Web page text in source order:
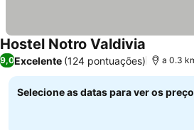
Hostel Notro Valdivia
9,0Excelente (124 pontuações) a 0.3
Selecione as datas para ver os